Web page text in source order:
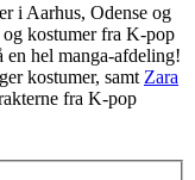
i Aarhus, Odense og
kostumer fra K-pop
en hel manga-afdeling!
kostumer, samt Zara
fra K-pop